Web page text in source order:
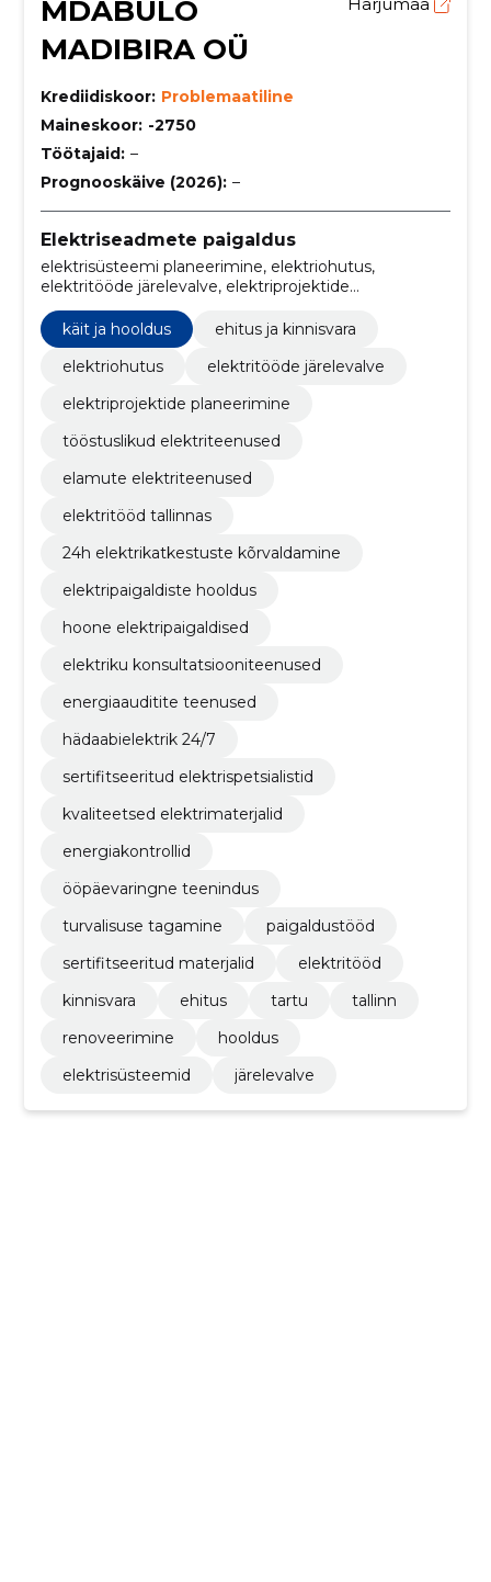
MDABULO
MADIBIRA OÜ
Krediidiskoor: Problemaatiline
Maineskoor: -2750
Töötajaid: –
Prognooskäive (2026): –
Elektriseadmete paigaldus
elektrisüsteemi planeerimine, elektriohutus,
elektritööde järelevalve, elektriprojektide
planeerimine, tööstuslikud elektriteenused, elamute
elektriteenused, elektritööd Tallinnas, 24h
elektrikatkestuste kõrvaldamine, elektripaigaldiste
hooldus, hoone elektripaigaldised
käit ja hooldus
ehitus ja kinnisvara
elektriohutus
elektritööde järelevalve
elektriprojektide planeerimine
tööstuslikud elektriteenused
elamute elektriteenused
elektritööd tallinnas
24h elektrikatkestuste kõrvaldamine
elektripaigaldiste hooldus
hoone elektripaigaldised
elektriku konsultatsiooniteenused
energiaauditite teenused
hädaabielektrik 24/7
sertifitseeritud elektrispetsialistid
kvaliteetsed elektrimaterjalid
energiakontrollid
ööpäevaringne teenindus
turvalisuse tagamine
paigaldustööd
sertifitseeritud materjalid
elektritööd
kinnisvara
ehitus tartu
tallinn
renoveerimine
hooldus
elektrisüsteemid
järelevalve